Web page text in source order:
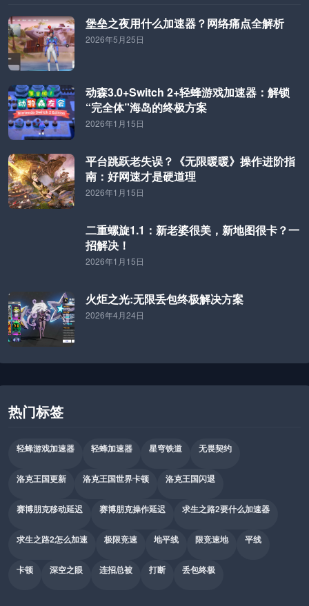
堡垒之夜用什么加速器？网络痛点全解析
2026年5月25日
动森3.0+Switch 2+轻蜂游戏加速器：解锁
“完全体”海岛的终极方案
2026年1月15日
平台跳跃老失误？《无限暖暖》操作进阶指
南：好网速才是硬道理
2026年1月15日
二重螺旋1.1：新老婆很美，新地图很卡？一
招解决！
2026年1月15日
火炬之光:无限丢包终极解决方案
2026年4月24日
热门标签
轻蜂游戏加速器 轻蜂加速器 星穹铁道 无畏契约
洛克王国更新 洛克王国世界卡顿 洛克王国闪退
赛博朋克移动延迟 赛博朋克操作延迟 求生之路2要什么加速器
求生之路2怎么加速 极限竞速 地平线 限竞速地 平线
卡顿 深空之眼 连招总被 打断 丢包终极